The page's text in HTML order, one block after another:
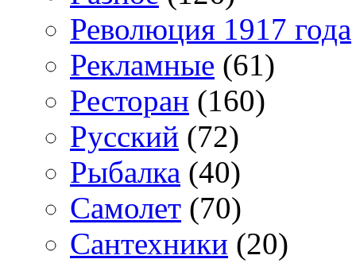
Революция 1917 года
Рекламные (61)
Ресторан (160)
Русский (72)
Рыбалка (40)
Самолет (70)
Сантехники (20)